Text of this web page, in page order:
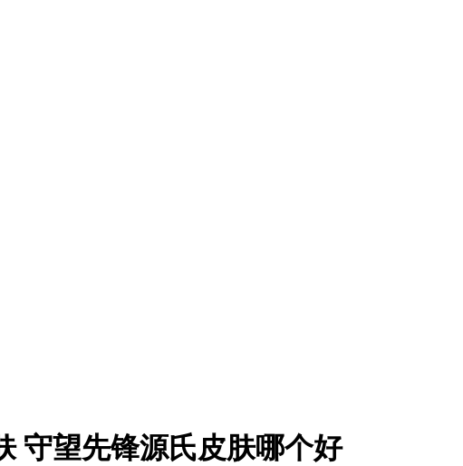
守望先锋源氏皮肤哪个好